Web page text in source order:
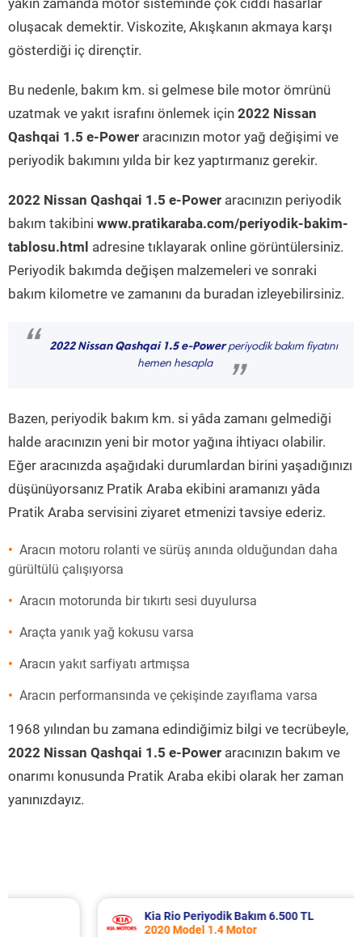
yakın zamanda motor sisteminde çok ciddi hasarlar
oluşacak demektir. Viskozite, Akışkanın akmaya karşı
gösterdiği iç dirençtir.
Bu nedenle, bakım km. si gelmese bile motor ömrünü
uzatmak ve yakıt israfını önlemek için 2022 Nissan
Qashqai 1.5 e-Power aracınızın motor yağ değişimi ve
periyodik bakımını yılda bir kez yaptırmanız gerekir.
2022 Nissan Qashqai 1.5 e-Power aracınızın periyodik
bakım takibini www.pratikaraba.com/periyodik-bakim-
tablosu.html adresine tıklayarak online görüntülersiniz.
Periyodik bakımda değişen malzemeleri ve sonraki
bakım kilometre ve zamanını da buradan izleyebilirsiniz.
“ 2022 Nissan Qashqai 1.5 e-Powerperiyodik bakım fiyatını
hemen hesapla
”
Bazen, periyodik bakım km. si yâda zamanı gelmediği
halde aracınızın yeni bir motor yağına ihtiyacı olabilir.
Eğer aracınızda aşağıdaki durumlardan birini yaşadığınızı
düşünüyorsanız Pratik Araba ekibini aramanızı yâda
Pratik Araba servisini ziyaret etmenizi tavsiye ederiz.
Aracın motoru rolanti ve sürüş anında olduğundan daha
gürültülü çalışıyorsa
Aracın motorunda bir tıkırtı sesi duyulursa
Araçta yanık yağ kokusu varsa
Aracın yakıt sarfiyatı artmışsa
Aracın performansında ve çekişinde zayıflama varsa
1968 yılından bu zamana edindiğimiz bilgi ve tecrübeyle,
2022 Nissan Qashqai 1.5 e-Power aracınızın bakım ve
onarımı konusunda Pratik Araba ekibi olarak her zaman
yanınızdayız.
Kia Rio Periyodik Bakım 6.500 TL
2020 Model 1.4 Motor